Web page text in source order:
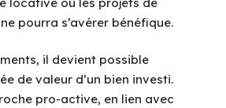
pourra s’avérer bénéfique.
il devient possible
de valeur d’un bien investi.
pro-active, en lien avec